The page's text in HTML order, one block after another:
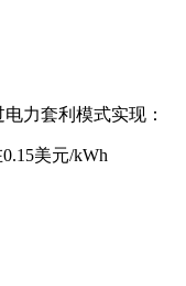
力套利模式实现：
美元/kWh